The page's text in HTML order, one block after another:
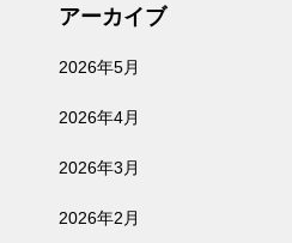
アーカイブ
2026年5月
2026年4月
2026年3月
2026年2月